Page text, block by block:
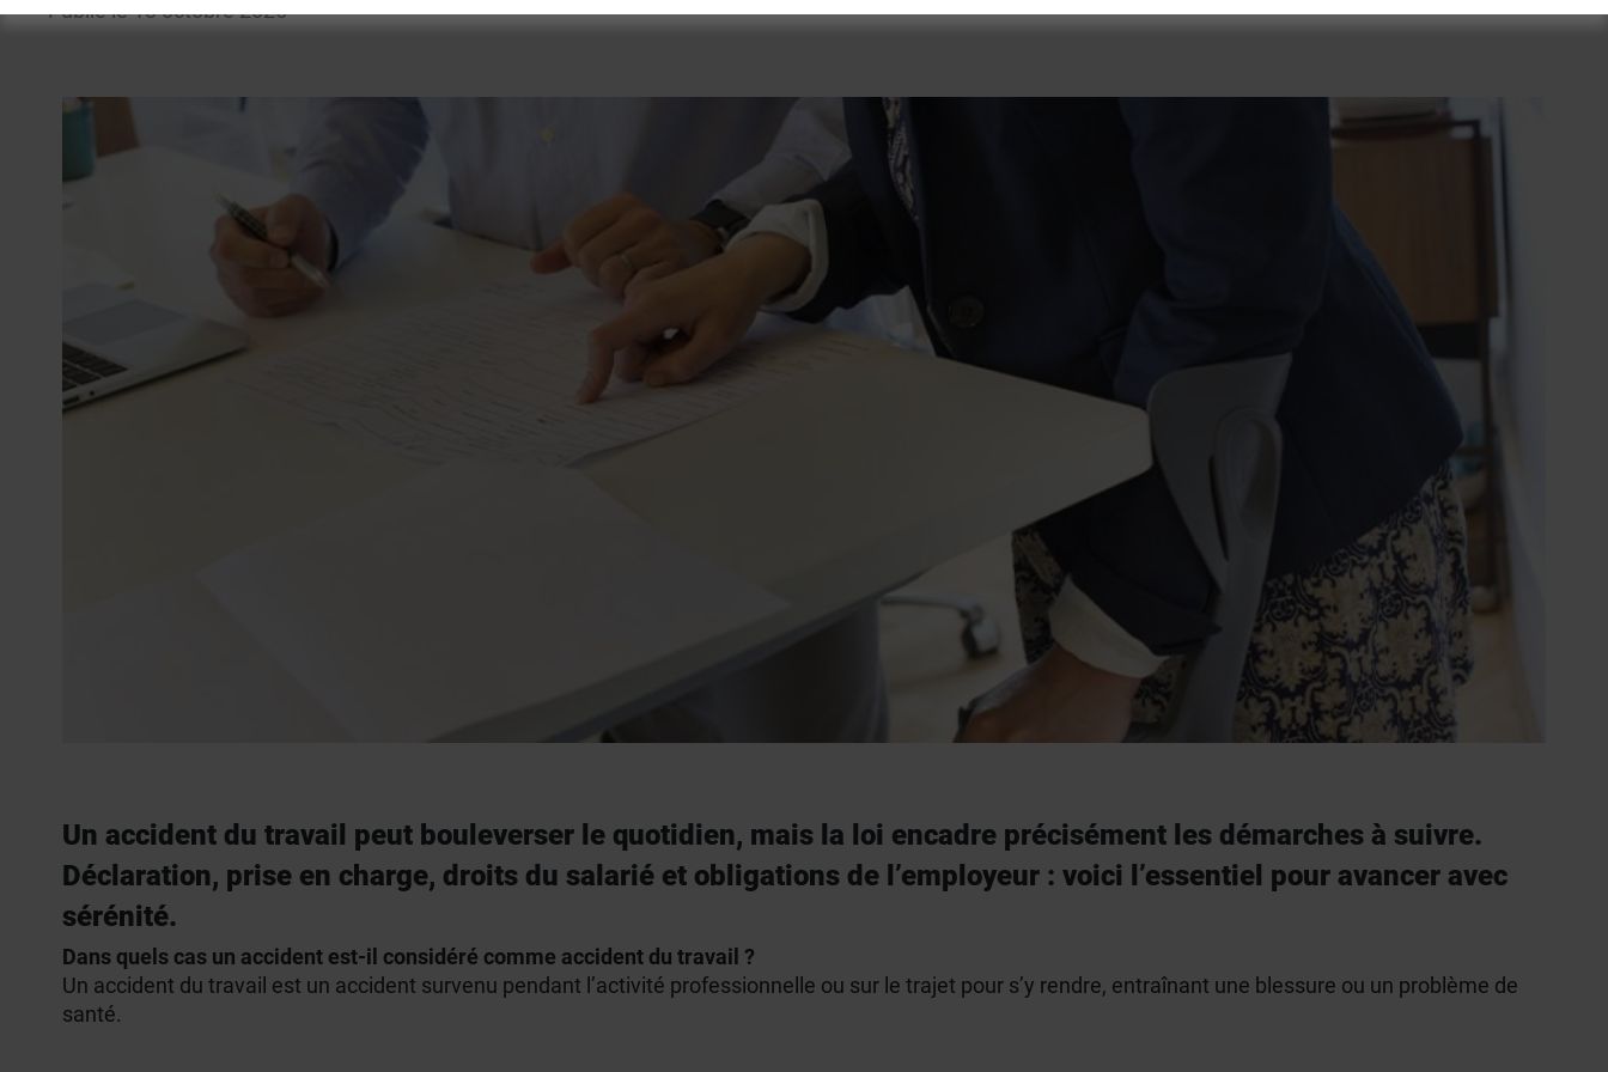
Publié le 13 octobre 2025
Un accident du travail peut bouleverser le quotidien, mais la loi encadre précisément les démarches à suivre.
Déclaration, prise en charge, droits du salarié et obligations de l’employeur : voici l’essentiel pour avancer avec
sérénité.
Dans quels cas un accident est-il considéré comme accident du travail ?
Un accident du travail est un accident survenu pendant l’activité professionnelle ou sur le trajet pour s’y rendre, entraînant une blessure ou un problème de
santé.